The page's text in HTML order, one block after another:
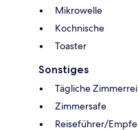
Mikrowelle
Kochnische
Toaster
Sonstiges
Tägliche
Zimmersafe
Reiseführer/